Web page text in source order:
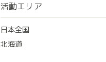
活動エリア
日本全国
北海道